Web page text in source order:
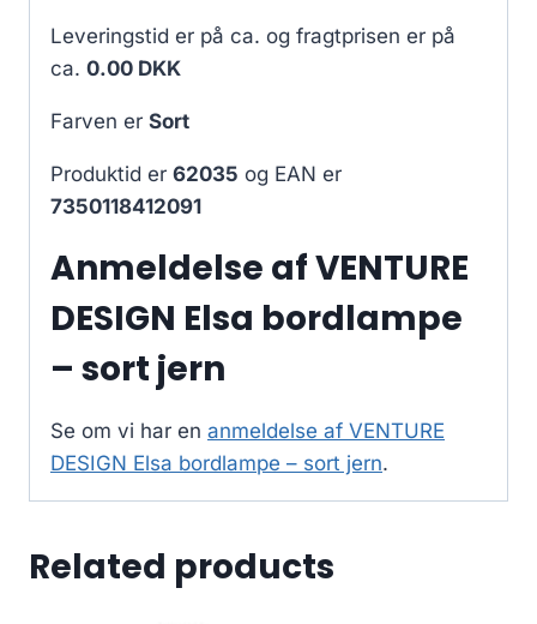
Leveringstid er på ca. og fragtprisen er på
ca. 0.00 DKK
Farven er Sort
Produktid er 62035 og EAN er
7350118412091
Anmeldelse af VENTURE
DESIGN Elsa bordlampe
– sort jern
Se om vi har en anmeldelse af VENTURE
DESIGN Elsa bordlampe – sort jern.
Related products